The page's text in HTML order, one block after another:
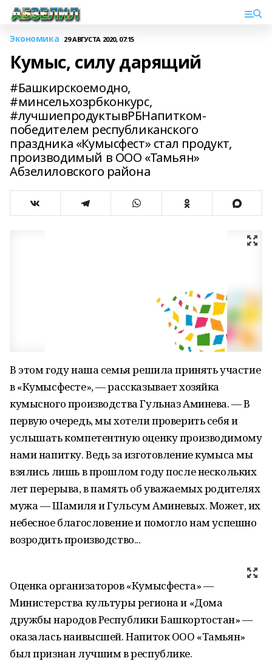
Экономика 29 АВГУСТА 2020, 07:15
Кумыс, силу дарящий
#Башкирскоемодно,
#минсельхозрбконкурс,
#лучшиепродуктывРБНапитком-
победителем республиканского
праздника «Кумысфест» стал продукт,
производимый в ООО «Тамьян»
Абзелиловского района
В этом году наша семья решила принять участие
в «Кумысфесте», — рассказывает хозяйка
кумысного производства Гульназ Аминева. — В
первую очередь, мы хотели проверить себя и
услышать компетентную оценку производимому
нами напитку. Ведь за изготовление кумыса мы
взялись лишь в прошлом году после нескольких
лет перерыва, в память об уважаемых родителях
мужа — Шамиля и Гульсум Аминевых. Может, их
небесное благословение и помогло нам успешно
возродить производство...
Оценка организаторов «Кумысфеста» —
Министерства культуры региона и «Дома
дружбы народов Республики Башкортостан» —
оказалась наивысшей. Напиток ООО «Тамьян»
был признан лучшим в республике.